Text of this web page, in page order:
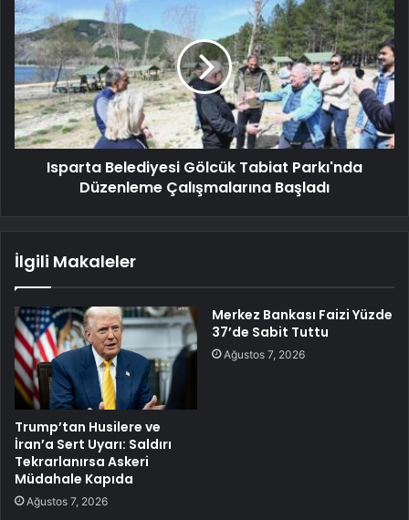
Isparta Belediyesi Gölcük Tabiat Parkı'nda
Düzenleme Çalışmalarına Başladı
İlgili Makaleler
Trump’tan Husilere ve
İran’a Sert Uyarı: Saldırı
Tekrarlanırsa Askeri
Müdahale Kapıda
Ağustos 7, 2026
Merkez Bankası Faizi Yüzde
37’de Sabit Tuttu
Ağustos 7, 2026